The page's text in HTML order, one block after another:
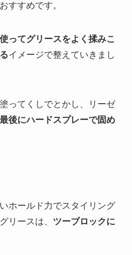
すすめです。
ってグリースをよく揉みこ
イメージで整えていきまし
ってくしでとかし、リーゼ
最後にハードスプレーで固め
ホールド力でスタイリング
リースは、 ツーブロックに